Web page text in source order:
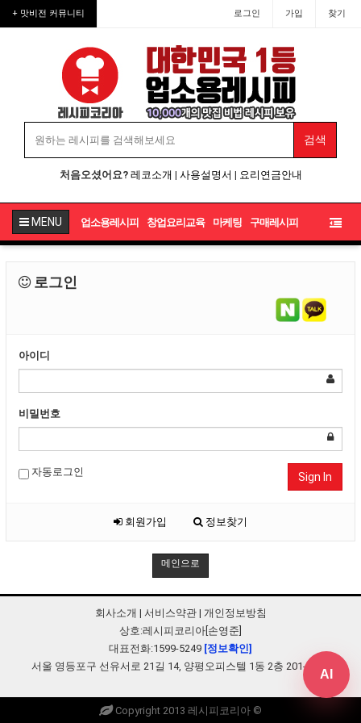
+ 맛비전 커뮤니티 로그인 가입 찾기
처음오셨어요? 레코소개 | 사용설명서 | 요리연금안내
MENU 업소용레시피 창업요리교육 마케팅 구매레시피
로그인
아이디
비밀번호
자동로그인 Sign In
회원가입 정보찾기
메인으로
회사소개 | 서비스약관| 개인정보방침
상호:레시피코리아[손영준]
대표전화:1599-5249 [정보확인]
서울 영등포구 선유서로 21길 14, 양평오피스텔 1동 2층 201-B248
Copyright 2013 레시피코리아 ©
AI